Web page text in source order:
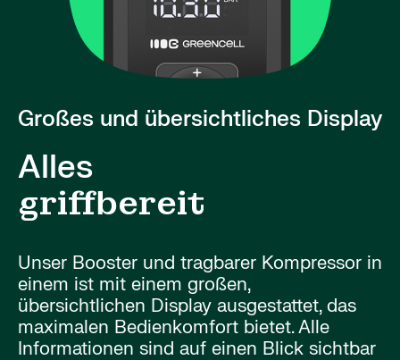
Großes und übersichtliches Display
Alles
griffbereit
Unser Booster und tragbarer Kompressor in
einem ist mit einem großen,
übersichtlichen Display ausgestattet, das
maximalen Bedienkomfort bietet. Alle
Informationen sind auf einen Blick sichtbar